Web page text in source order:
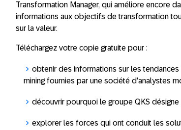
Transformation Manager, qui améliore encore
informations aux objectifs de transformation
sur la valeur.
Téléchargez votre copie gratuite pour :
obtenir des informations sur les
mining fournies par une société d'analystes
découvrir pourquoi le groupe QKS
explorer les forces qui ont conduit les